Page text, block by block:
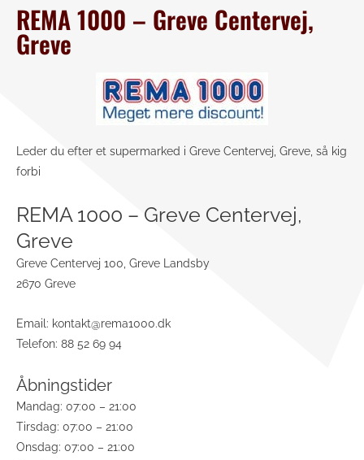
REMA 1000 – Greve Centervej,
Greve
Leder du efter et supermarked i Greve Centervej, Greve, så kig
forbi
REMA 1000 – Greve Centervej,
Greve
Greve Centervej 100, Greve Landsby
2670 Greve
Email: kontakt@rema1000.dk
Telefon: 88 52 69 94
Åbningstider
Mandag: 07:00 – 21:00
Tirsdag: 07:00 – 21:00
Onsdag: 07:00 – 21:00